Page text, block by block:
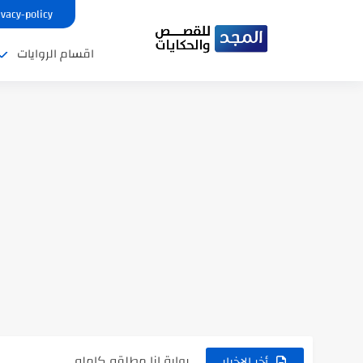
policy
اقسام الروايات